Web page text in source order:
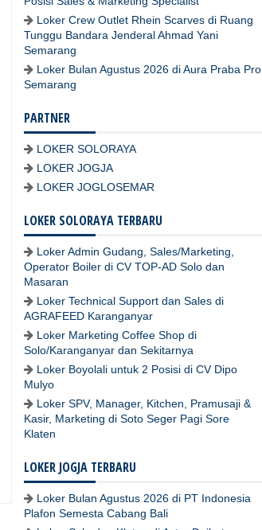
Loker Crew Outlet Rhein Scarves di Ruang
Tunggu Bandara Jenderal Ahmad Yani
Semarang
Loker Bulan Agustus 2026 di Aura Praba Pro
Semarang
PARTNER
LOKER SOLORAYA
LOKER JOGJA
LOKER JOGLOSEMAR
LOKER SOLORAYA TERBARU
Loker Admin Gudang, Sales/Marketing,
Operator Boiler di CV TOP-AD Solo dan
Masaran
Loker Technical Support dan Sales di
AGRAFEED Karanganyar
Loker Marketing Coffee Shop di
Solo/Karanganyar dan Sekitarnya
Loker Boyolali untuk 2 Posisi di CV Dipo
Mulyo
Loker SPV, Manager, Kitchen, Pramusaji &
Kasir, Marketing di Soto Seger Pagi Sore
Klaten
LOKER JOGJA TERBARU
Loker Bulan Agustus 2026 di PT Indonesia
Plafon Semesta Cabang Bali